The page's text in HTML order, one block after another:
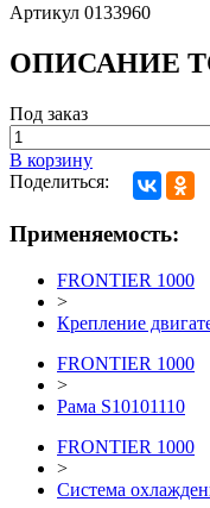
Артикул 0133960
ОПИСАНИЕ
Под заказ
В корзину
Поделиться:
Применяемость:
FRONTIER 1000
>
Крепление
FRONTIER 1000
>
Рама S10101110
FRONTIER 1000
>
Система